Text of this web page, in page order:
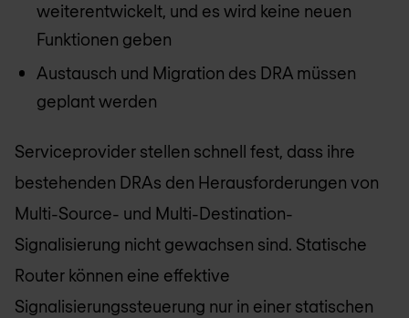
weiterentwickelt, und es wird keine neuen
Funktionen geben
Austausch und Migration des DRA müssen
geplant werden
Serviceprovider stellen schnell fest, dass ihre
bestehenden DRAs den Herausforderungen von
Multi-Source- und Multi-Destination-
Signalisierung nicht gewachsen sind. Statische
Router können eine effektive
Signalisierungssteuerung nur in einer statischen